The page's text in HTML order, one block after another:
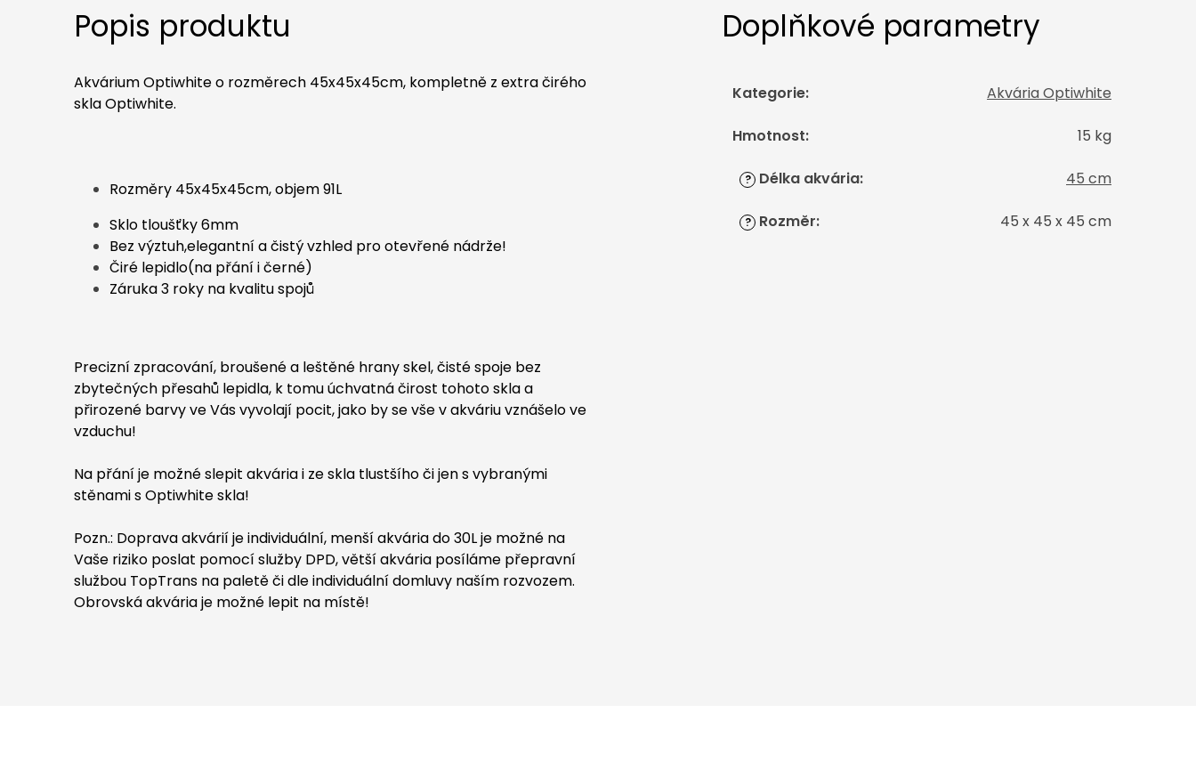
Popis produktu
Akvárium Optiwhite o rozměrech 45x45x45cm, kompletně z extra čirého
skla Optiwhite.
Rozměry 45x45x45cm, objem 91L
Sklo tloušťky 6mm
Bez výztuh,elegantní a čistý vzhled pro otevřené nádrže!
Čiré lepidlo(na přání i černé)
Záruka 3 roky na kvalitu spojů
Precizní zpracování, broušené a leštěné hrany skel, čisté spoje bez
zbytečných přesahů lepidla, k tomu úchvatná čirost tohoto skla a
přirozené barvy ve Vás vyvolají pocit, jako by se vše v akváriu vznášelo ve
vzduchu!
Na přání je možné slepit akvária i ze skla tlustšího či jen s vybranými
stěnami s Optiwhite skla!
Pozn.: Doprava akvárií je individuální, menší akvária do 30L je možné na
Vaše riziko poslat pomocí služby DPD, větší akvária posíláme přepravní
službou TopTrans na paletě či dle individuální domluvy naším rozvozem.
Obrovská akvária je možné lepit na místě!
Doplňkové parametry
Kategorie: Akvária Optiwhite
Hmotnost: 15 kg
? Délka akvária: 45 cm
? Rozměr: 45 x 45 x 45 cm